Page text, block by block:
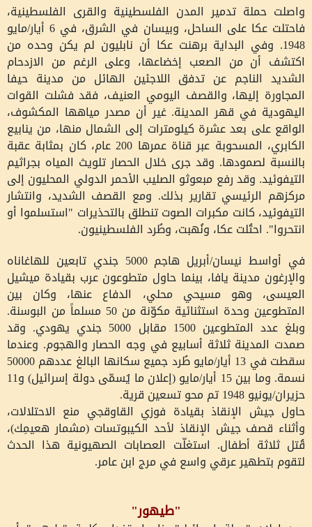
واصلت حملة تدمير المدن الفلسطينية والقرى الفلسطينية،
فاحتلت عكا على الساحل، وبيسان في الشرق، في 6 أيار/مايو
1948. وفي البداية برهنت عكا أن نابليون لم يكن وحده من
اكتشف أن من الصعب إخضاعها، وعلى الرغم من الازدحام
الشديد الناجم عن تدفق اللاجئين الهائل من مدينة حيفا
المجاورة إليها، والقصف اليومي العنيف، فقد فشلت القوات
اليهودية في قهر المدينة. غير أن مصدر مياهها المكشوف،
الواقع على بعد عشرة كيلومترات إلى الشمال منها، من ينابيع
الكابري، المسحوبة عبر قناة عمرها 200 عام، كان بمثابة عقبة
بالنسبة لصمودها. وقد جرى خلال الحصار تلويث المياه بجراثيم
التيفوئيد. وقد رفع مبعوثو الصليب الأحمر الدولي المحليون إلى
مركزهم الرئيسي تقارير بذلك. ومع القصف الشديد، وانتشار
التيفوئيد، كانت مكبرات الصوت تنطلق بالتحذيرات "استسلموا أو
انتحروا". احتُلت عكا، ونُهبت، وطُرد الفلسطينيون.
في أواسط نيسان/أبريل هاجم 5000 جندي تابعين للهاغاناه
والإرغون مدينة يافا، بينما حاول متطوعون عرب بقيادة ميشيل
العيسى، وهو مسيحي محلي، الدفاع عنها، وكان بين
المتطوعين وحدة استثنائية مكوّنة من 50 مسلماً من البوسنة.
وبلغ عدد المتطوعين 1500 مقابل 5000 جندي يهودي. وقد
صمدت المدينة ثلاثة أسابيع في وجه الحصار والهجوم. وعندما
سقطت في 13 أيار/مايو طُرد جميع سكانها البالغ عددهم 50000
نسمة. وما بين 15 أيار/مايو (إعلان ما يُسمّى دولة إسرائيل) و11
حزيران/يونيو 1948 تم محو تسعين قرية.
حاول جيش الإنقاذ بقيادة فوزي القاوقجي منع الاحتلالات،
وأثناء قصف جيش الإنقاذ لأحد الكيبوتسات (مشمار هعيمِك)،
قُتل ثلاثة أطفال. استغلّت العصابات الصهيونية هذا الحدث
لتقوم بتطهير عرقي واسع في مرج ابن عامر.
"طيهور"